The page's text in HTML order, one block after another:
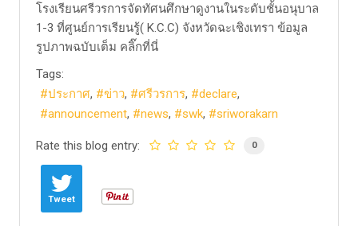
โรงเรียนศรีวรการจัดทัศนศึกษาดูงานในระดับชั้นอนุบาล
1-3 ที่ศูนย์การเรียนรู้( K.C.C) จังหวัดฉะเชิงเทรา ข้อมูล
รูปภาพฉบับเต็ม คลิ๊กที่นี่
Tags:
ประกาศ
ข่าว ศรีวรการ
declare
announcement
news swk sriworakarn
Rate this blog entry: 0
Tweet